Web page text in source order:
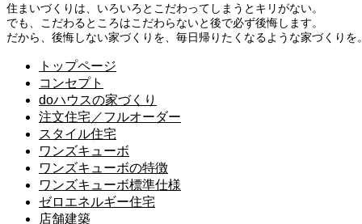
住まいづくりは、いろいろとこだわってしまうとキリがない。
でも、こだわるところはこだわらないと後で必ず後悔します。
だから、後悔しない家づくりを、毎日帰りたくなるような家づくりを
トップページ
コンセプト
doハウスの家づくり
注文住宅／フルオーダー
スタイル住宅
ワンズキューボ
ワンズキューボの特徴
ワンズキューボ標準仕様
ゼロエネルギー住宅
店舗建築